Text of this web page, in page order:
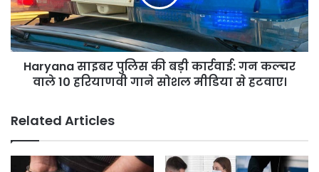
कार्रवाई:
गन
कल्चर
वाले
हरियाणवी
मीडिया
से
हटवाए।
Haryana साइबर पुलिस की बड़ी कार्रवाई: गन कल्चर
वाले 10 हरियाणवी गाने सोशल मीडिया से हटवाए।
Related Articles